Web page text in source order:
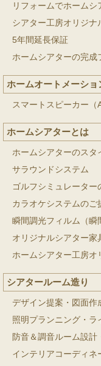
リフォームでホームシ
シアター工房オリジナ
5年間延長保証
ホームシアターの完成
ホームオートメーショ
スマートスピーカー（
ホームシアターとは
ホームシアターのスタ
サラウンドシステム
ゴルフシミュレーター
カラオケシステムのご
瞬間調光フィルム（瞬
オリジナルシアター家
ホームシアター工房オ
シアタールーム造り
デザイン提案・図面作
照明プランニング・ラ
防音＆調音ルーム設計
インテリアコーディネ